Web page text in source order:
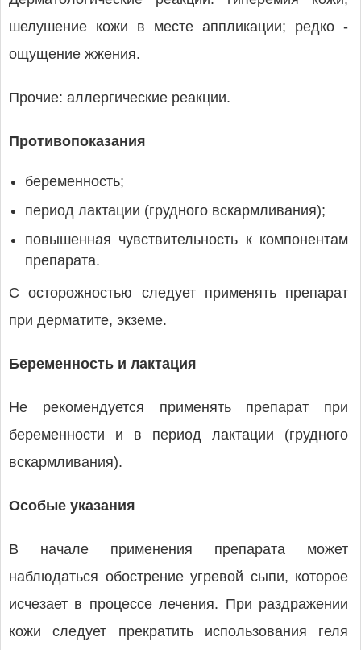
шелушение кожи в месте аппликации; редко -
ощущение жжения.
Прочие: аллергические реакции.
Противопоказания
беременность;
период лактации (грудного вскармливания);
повышенная чувствительность к компонентам
препарата.
С осторожностью следует применять препарат
при дерматите, экземе.
Беременность и лактация
Не рекомендуется применять препарат при
беременности и в период лактации (грудного
вскармливания).
Особые указания
В начале применения препарата может
наблюдаться обострение угревой сыпи, которое
исчезает в процессе лечения. При раздражении
кожи следует прекратить использования геля